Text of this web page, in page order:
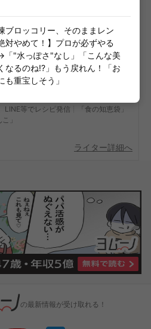
を追求する料理家
らお
きレシピ』（扶桑社）著者┊総フォロワ
┊Nadia Artist┊食生活アドバイザー
1児の父（R5.4独立）┊「〇〇しな
等でレシピ発信┊「食の知恵袋」
」
ライター詳細へ
ブロッコリー、そのままレン
対やめて！】プロが必ずやる
「"水っぽさ"なし」「こんな美
なるのね!?」もう戻れん！「お
も重宝しそう」
の最新情報が受け取れる！